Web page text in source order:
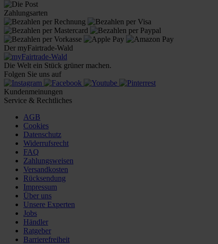
Zahlungsarten
Der myFairtrade-Wald
Die Welt ein Stück grüner machen.
Folgen Sie uns auf
Kundenmeinungen
Service & Rechtliches
AGB
Cookies
Datenschutz
Widerrufsrecht
FAQ
Zahlungsweisen
Versandkosten
Rücksendung
Impressum
Über uns
Unsere Experten
Jobs
Händler
Ratgeber
Barrierefreiheit